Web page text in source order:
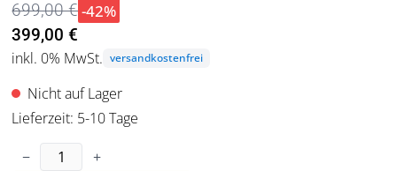
699,00 € -42%
399,00 €
inkl. 0% MwSt. versandkostenfrei
Nicht auf Lager
Lieferzeit: 5-10 Tage
Menge
−
+